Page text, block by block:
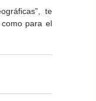
te
para el